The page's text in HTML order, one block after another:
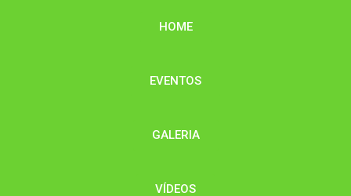
HOME
EVENTOS
GALERIA
VÍDEOS